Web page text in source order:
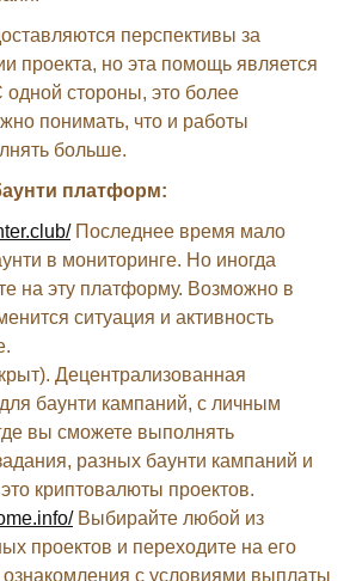
перспективы за
проекта, но эта помощь является
стороны, это более
понимать, что и работы
больше.
платформ:
Последнее время мало
в мониторинге. Но иногда
на эту платформу. Возможно в
ситуация и активность
Децентрализованная
баунти кампаний, с личным
вы сможете выполнять
разных баунти кампаний и
криптовалюты проектов.
Выбирайте любой из
проектов и переходите на его
ознакомления с условиями выплаты